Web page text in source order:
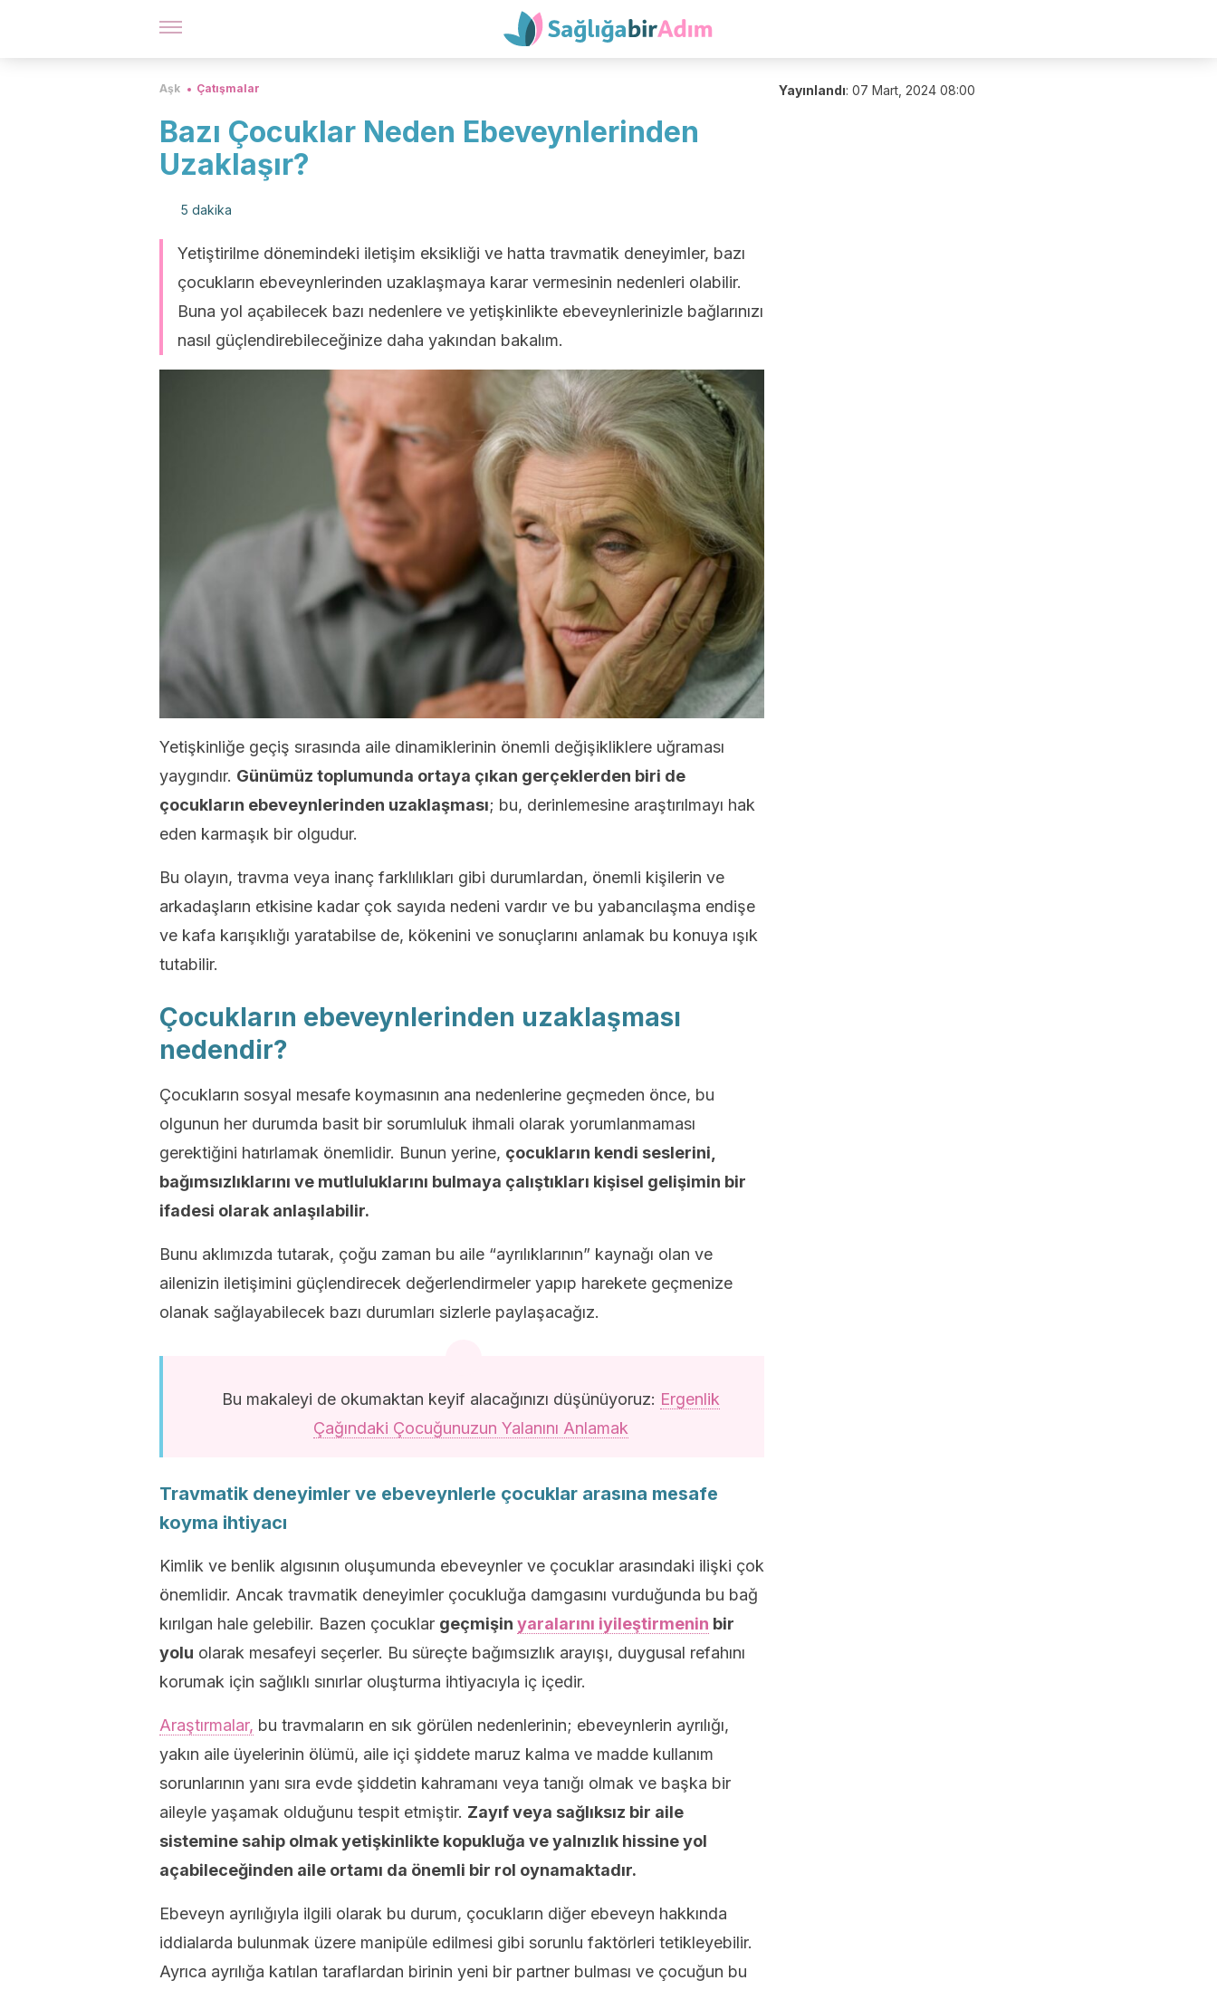
Aşk Çatışmalar
Bazı Çocuklar Neden Ebeveynlerinden
Uzaklaşır?
5 dakika
Yetiştirilme dönemindeki iletişim eksikliği ve hatta travmatik deneyimler, bazı
çocukların ebeveynlerinden uzaklaşmaya karar vermesinin nedenleri olabilir.
Buna yol açabilecek bazı nedenlere ve yetişkinlikte ebeveynlerinizle bağlarınızı
nasıl güçlendirebileceğinize daha yakından bakalım.
Yetişkinliğe geçiş sırasında aile dinamiklerinin önemli değişikliklere uğraması
yaygındır. Günümüz toplumunda ortaya çıkan gerçeklerden biri de
çocukların ebeveynlerinden uzaklaşması; bu, derinlemesine araştırılmayı hak
eden karmaşık bir olgudur.
Bu olayın, travma veya inanç farklılıkları gibi durumlardan, önemli kişilerin ve
arkadaşların etkisine kadar çok sayıda nedeni vardır ve bu yabancılaşma endişe
ve kafa karışıklığı yaratabilse de, kökenini ve sonuçlarını anlamak bu konuya ışık
tutabilir.
Çocukların ebeveynlerinden uzaklaşması
nedendir?
Çocukların sosyal mesafe koymasının ana nedenlerine geçmeden önce, bu
olgunun her durumda basit bir sorumluluk ihmali olarak yorumlanmaması
gerektiğini hatırlamak önemlidir. Bunun yerine, çocukların kendi seslerini,
bağımsızlıklarını ve mutluluklarını bulmaya çalıştıkları kişisel gelişimin bir
ifadesi olarak anlaşılabilir.
Bunu aklımızda tutarak, çoğu zaman bu aile “ayrılıklarının” kaynağı olan ve
ailenizin iletişimini güçlendirecek değerlendirmeler yapıp harekete geçmenize
olanak sağlayabilecek bazı durumları sizlerle paylaşacağız.
Bu makaleyi de okumaktan keyif alacağınızı düşünüyoruz: Ergenlik
Çağındaki Çocuğunuzun Yalanını Anlamak
Travmatik deneyimler ve ebeveynlerle çocuklar arasına mesafe
koyma ihtiyacı
Kimlik ve benlik algısının oluşumunda ebeveynler ve çocuklar arasındaki ilişki çok
önemlidir. Ancak travmatik deneyimler çocukluğa damgasını vurduğunda bu bağ
kırılgan hale gelebilir. Bazen çocuklar geçmişin yaralarını iyileştirmenin bir
yolu olarak mesafeyi seçerler. Bu süreçte bağımsızlık arayışı, duygusal refahını
korumak için sağlıklı sınırlar oluşturma ihtiyacıyla iç içedir.
Araştırmalar, bu travmaların en sık görülen nedenlerinin; ebeveynlerin ayrılığı,
yakın aile üyelerinin ölümü, aile içi şiddete maruz kalma ve madde kullanım
sorunlarının yanı sıra evde şiddetin kahramanı veya tanığı olmak ve başka bir
aileyle yaşamak olduğunu tespit etmiştir. Zayıf veya sağlıksız bir aile
sistemine sahip olmak yetişkinlikte kopukluğa ve yalnızlık hissine yol
açabileceğinden aile ortamı da önemli bir rol oynamaktadır.
Ebeveyn ayrılığıyla ilgili olarak bu durum, çocukların diğer ebeveyn hakkında
iddialarda bulunmak üzere manipüle edilmesi gibi sorunlu faktörleri tetikleyebilir.
Ayrıca ayrılığa katılan taraflardan birinin yeni bir partner bulması ve çocuğun bu
Yayınlandı: 07 Mart, 2024 08:00